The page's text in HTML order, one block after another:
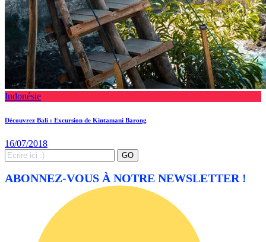
Indonésie
Découvrez Bali : Excursion de Kintamani Barong
16/07/2018
Search
for:
GO
ABONNEZ-VOUS À NOTRE NEWSLETTER !